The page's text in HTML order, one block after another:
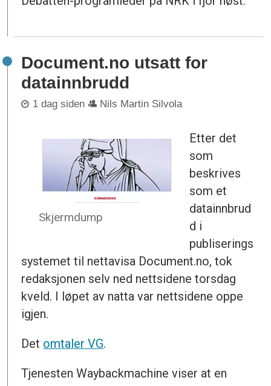
Document.no utsatt for
datainnbrudd
1 dag siden Nils Martin Silvola
Skjermdump
Etter det
som
beskrives
som et
datainnbrud
d i
publiserings
systemet til nettavisa Document.no, tok
redaksjonen selv ned nettsidene torsdag
kveld. I løpet av natta var nettsidene oppe
igjen.
Det omtaler VG.
Tjenesten Waybackmachine viser at en